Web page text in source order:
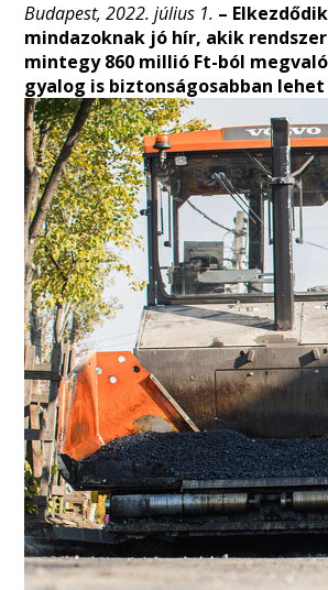
Budapest, 2022. július 1. –
mindazoknak jó hír, akik
mintegy 860 millió Ft-ból
gyalog is biztonságosabban